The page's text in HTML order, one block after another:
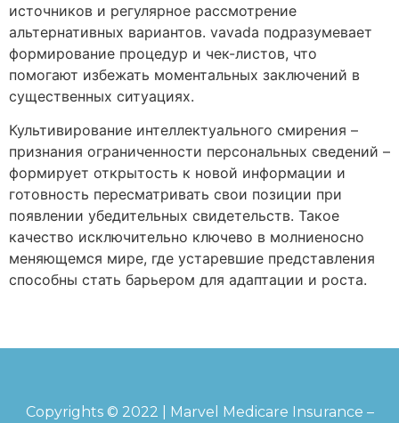
источников и регулярное рассмотрение
альтернативных вариантов. vavada подразумевает
формирование процедур и чек-листов, что
помогают избежать моментальных заключений в
существенных ситуациях.
Культивирование интеллектуального смирения –
признания ограниченности персональных сведений –
формирует открытость к новой информации и
готовность пересматривать свои позиции при
появлении убедительных свидетельств. Такое
качество исключительно ключево в молниеносно
меняющемся мире, где устаревшие представления
способны стать барьером для адаптации и роста.
Copyrights © 2022 | Marvel Medicare Insurance –